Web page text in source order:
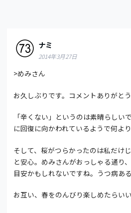
ナミ
2014年3月27日
>めみさん
お久しぶりです。コメントありがとう
「辛くない」というのは素晴らしい
に回復に向かわれているようで何より
そして、桜がつらかったのは私だけ
と安心。めみさんがおっしゃる通り
目安かもしれないですね。うつ病あ
お互い、春をのんびり楽しめたらいい